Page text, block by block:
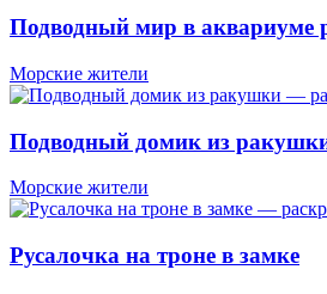
Подводный мир в аквариуме
Морские жители
Подводный домик из
Морские жители
Русалочка на троне в замке